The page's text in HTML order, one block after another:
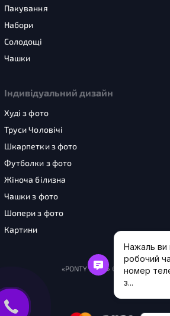
Пакування
Набори
Солодощі
Чашки
Індивідуальний дизайн
Худі з фото
Труси Чоловічі
Шкарпетки з фото
Футболки з фото
Жіноча білизна
Чашки з фото
Шопери з фото
Картини
«PONTY SHOP» © 2026. Усі